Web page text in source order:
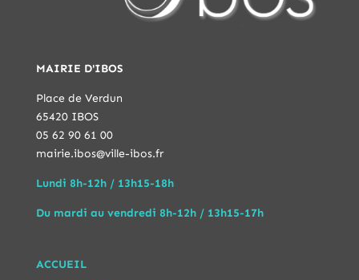
MAIRIE D'IBOS
Place de Verdun
65420 IBOS
05 62 90 61 00
mairie.ibos@ville-ibos.fr
Lundi 8h-12h / 13h15-18h
Du mardi au vendredi 8h-12h / 13h15-17h
ACCUEIL